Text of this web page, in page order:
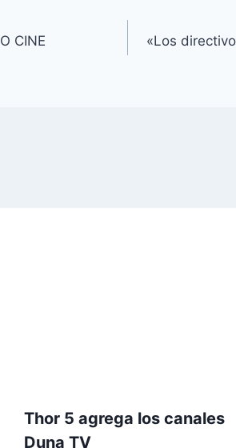
CINE
«Los
Thor 5 agrega los canales
Duna TV